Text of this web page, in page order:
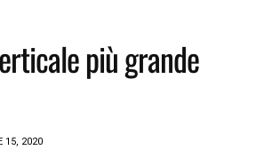
più grande
15, 2020